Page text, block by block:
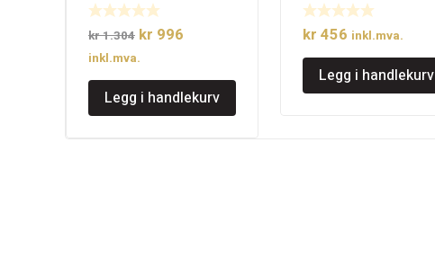
kr1.304 Opprinnelig
pris
var:
kr 1.304.
kr 996
er:
kr 996.
inkl.mva.
Legg i handlekurv
kr 456 inkl.mva.
Legg i handlekurv